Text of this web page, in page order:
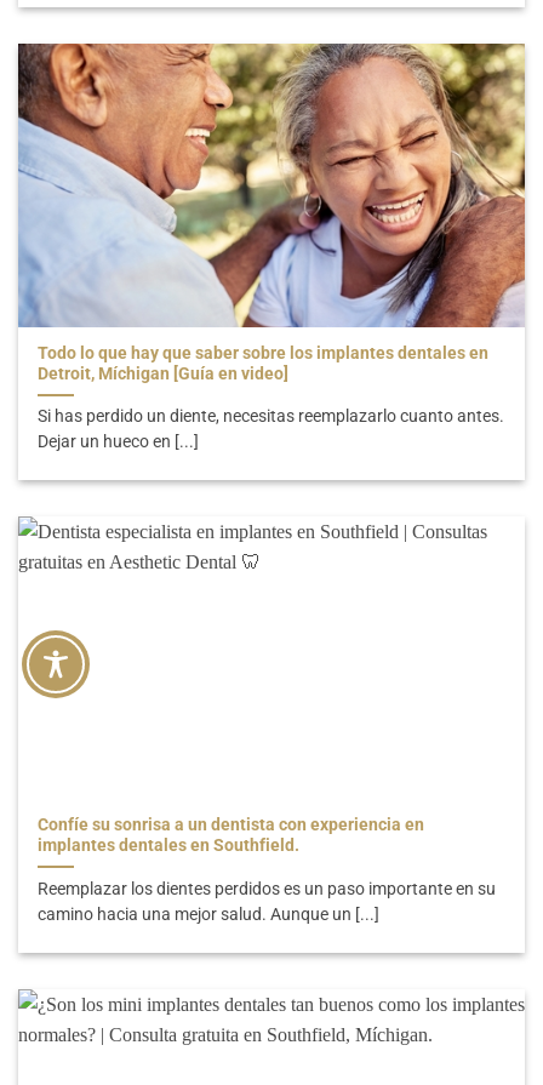
Todo lo que hay que saber sobre los implantes dentales en
Detroit, Míchigan [Guía en video]
Si has perdido un diente, necesitas reemplazarlo cuanto antes.
Dejar un hueco en [...]
Confíe su sonrisa a un dentista con experiencia en
implantes dentales en Southfield.
Reemplazar los dientes perdidos es un paso importante en su
camino hacia una mejor salud. Aunque un [...]